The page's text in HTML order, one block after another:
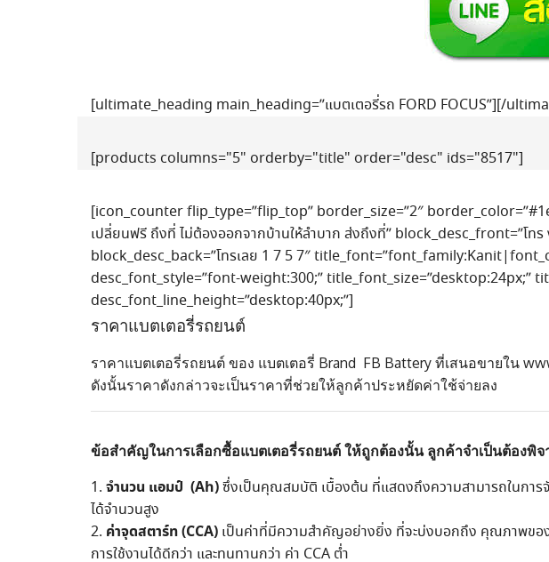
[ultimate_heading main_heading=”แบตเตอรี่รถ FORD FOCUS”][/
[products columns="5" orderby="title" order="desc" ids="8517"]
[icon_counter flip_type=”flip_top” border_size=”2″
เปลี่ยนฟรี ถึงที่ ไม่ต้องออกจากบ้านให้ลำบาก ส่งถึงที่” block_desc_front=”โ
block_desc_back=”โทรเลย 1 7 5 7″
desc_font_style=”font-weight:300;” title_font_size=”desktop:24px;”
desc_font_line_height=”desktop:40px;”]
ราคาแบตเตอรี่รถยนต์
ราคาแบตเตอรี่รถยนต์ ของ แบตเตอรี่ Brand FB Battery ที่เสนอขายใน
ดังนั้นราคาดังกล่าวจะเป็นราคาที่ช่วยให้ลูกค้าประหยัดค่าใช้จ่ายลง
ข้อสำคัญในการเลือกซื้อแบตเตอรี่รถยนต์ ให้ถูกต้องนั้น ลูกค้าจำเป็นต้องพิ
จำนวน แอมป์ (Ah)ซึ่งเป็นคุณสมบัติ เบื้องต้น ที่แสดงถึงความสามารถในการ
ได้จำนวนสูง
ค่าจุดสตาร์ท (CCA) เป็นค่าที่มีความสำคัญอย่างยิ่ง ที่จะบ่งบอกถึง คุณภาพข
การใช้งานได้ดีกว่า และทนทานกว่า ค่า CCA ต่ำ